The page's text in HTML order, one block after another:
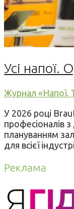
Усі напої.
Журнал «Напої.
У 2026 році
професіоналів
плануванням
для всієї
Реклама